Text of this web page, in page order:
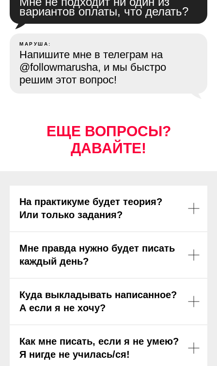
БУДУЩИЙ СТУДЕНТ:
Мне не подходит ни один из
вариантов оплаты, что делать?
решим этот вопрос!
ДАВАЙТЕ!
На практикуме будет теория?
Или только задания?
Мне правда нужно будет писать
каждый день?
Куда выкладывать написанное?
А если я не хочу?